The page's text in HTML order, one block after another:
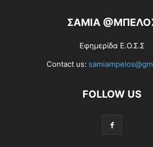
ΣΑΜΙΑ
Εφημερίδα Ε.Ο.Σ.Σ
Contact us:
FOLLOW US